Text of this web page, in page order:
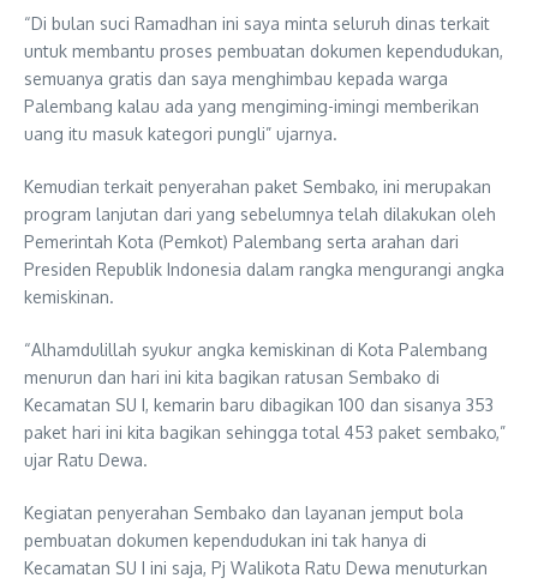
“Di bulan suci Ramadhan ini saya minta seluruh dinas terkait
untuk membantu proses pembuatan dokumen kependudukan,
semuanya gratis dan saya menghimbau kepada warga
Palembang kalau ada yang mengiming-imingi memberikan
uang itu masuk kategori pungli” ujarnya.
Kemudian terkait penyerahan paket Sembako, ini merupakan
program lanjutan dari yang sebelumnya telah dilakukan oleh
Pemerintah Kota (Pemkot) Palembang serta arahan dari
Presiden Republik Indonesia dalam rangka mengurangi angka
kemiskinan.
“Alhamdulillah syukur angka kemiskinan di Kota Palembang
menurun dan hari ini kita bagikan ratusan Sembako di
Kecamatan SU I, kemarin baru dibagikan 100 dan sisanya 353
paket hari ini kita bagikan sehingga total 453 paket sembako,”
ujar Ratu Dewa.
Kegiatan penyerahan Sembako dan layanan jemput bola
pembuatan dokumen kependudukan ini tak hanya di
Kecamatan SU I ini saja, Pj Walikota Ratu Dewa menuturkan